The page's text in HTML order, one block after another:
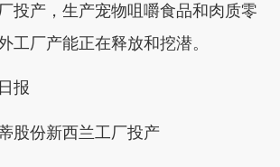
投产，生产宠物咀嚼食品和肉质零
工厂产能正在释放和挖潜。
报
份新西兰工厂投产